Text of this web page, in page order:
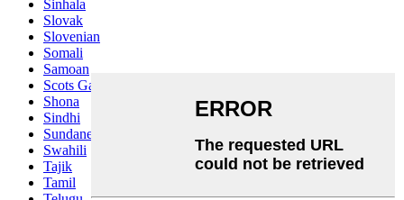
Sinhala
Slovak
Slovenian
Somali
Samoan
Scots Gaelic
Shona
Sindhi
Sundanese
Swahili
Tajik
Tamil